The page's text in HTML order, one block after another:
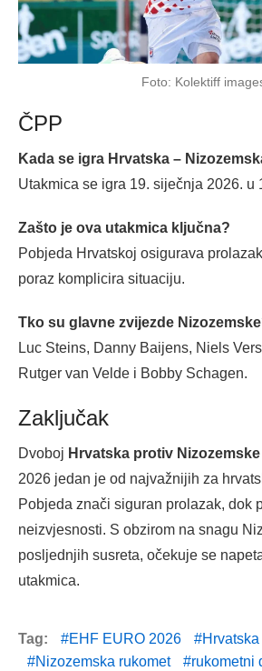
Foto: Kolektiff
ČPP
Kada se igra Hrvatska –
Utakmica se igra 19. siječnja 2026. u
Zašto je ova utakmica ključna?
Pobjeda Hrvatskoj osigurava
poraz komplicira situaciju.
Tko su glavne zvijezde
Luc Steins, Danny Baijens, Niels
Rutger van Velde i Bobby Schagen.
Zaključak
Dvoboj Hrvatska protiv Nizozemske
2026 jedan je od najvažnijih za
Pobjeda znači siguran prolazak, dok
neizvjesnosti. S obzirom na snagu
posljednjih susreta, očekuje se
utakmica.
Tag: EHF EURO 2026
Nizozemska rukomet
rukometni